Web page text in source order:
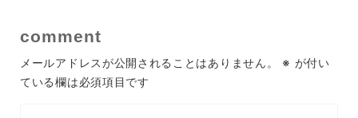
comment
メールアドレスが公開されることはありません。 ※ が付い
ている欄は必須項目です